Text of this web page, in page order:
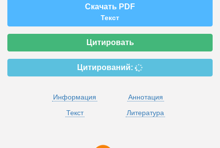
Скачать PDF
Текст
Цитировать
Цитирований:
Информация
Аннотация
Текст
Литература